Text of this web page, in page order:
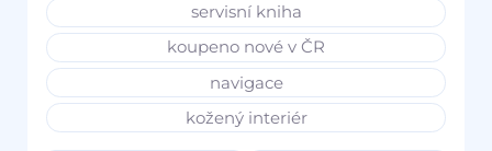
servisní kniha
koupeno nové v ČR
navigace
kožený interiér